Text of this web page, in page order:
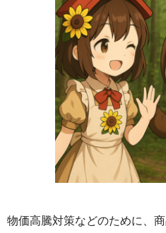
物価高騰対策などのために、